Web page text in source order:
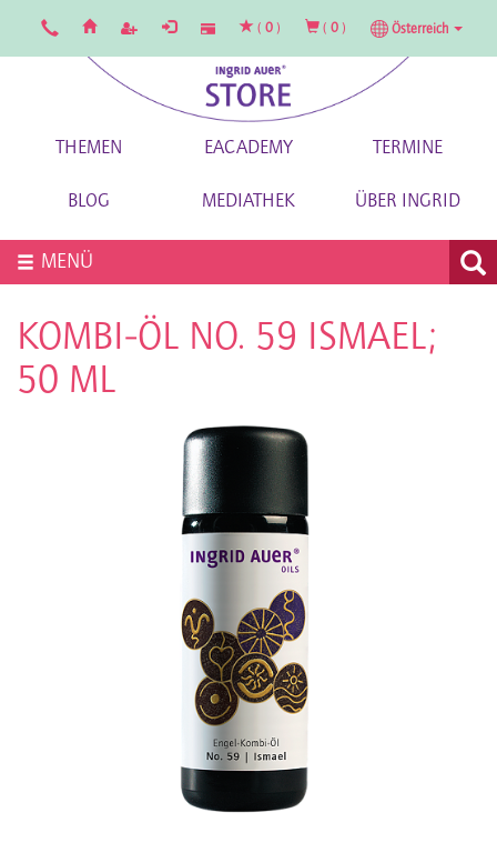
( 0 ) ( 0 ) Österreich
THEMEN EACADEMY TERMINE
BLOG MEDIATHEK ÜBER INGRID
MENÜ
KOMBI-ÖL NO. 59 ISMAEL;
50 ML